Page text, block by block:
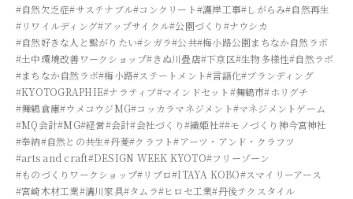
#自然欠乏症#サステナブル#コンクリート#護岸工事#しがらみ#自然再生
#リワイルディング#アップサイクル#公園づくり #ナウシカ
#自然好きな人と繋がりたい#シガラ#公共#梅小路公園まちなか自然ラボ
#土中環境改善ワークショップ#きぬ川畳店#下京区#生物多様性#自然ラボ
#まちなか自然ラボ#梅小路#ステートメント#言語化#ブランディング
#KYOTOGRAPHIE#ナラティブ#マインドセット#舞鶴市#ホリグチ
#舞鶴倉庫#ウメコウジMG#コッカラマネジメント#マネジメントゲーム
#MQ会計#MG#経営#会計#会社づくり#織姫社##モノづくり神今宮神社
#奉納#自然との共生#丹菱#クラフト#アーツ・アンド・クラフツ
#arts and craft#DESIGN WEEK KYOTO#フリーゾーン
#ものづくりワークショップ#リプロ#ITAYA KOBO#スマイリーアース
#宮崎木材工業#溝川家具#タムラ#ヒロセ工業#丹後テクスタイル